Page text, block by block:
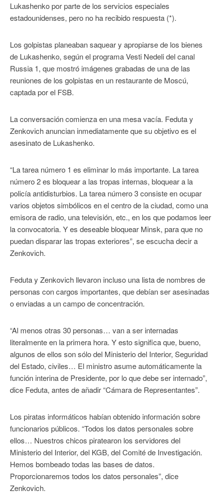
Lukashenko por parte de los servicios especiales
estadounidenses, pero no ha recibido respuesta (*).
Los golpistas planeaban saquear y apropiarse de los bienes
de Lukashenko, según el programa Vesti Nedeli del canal
Russia 1, que mostró imágenes grabadas de una de las
reuniones de los golpistas en un restaurante de Moscú,
captada por el FSB.
La conversación comienza en una mesa vacía. Feduta y
Zenkovich anuncian inmediatamente que su objetivo es el
asesinato de Lukashenko.
“La tarea número 1 es eliminar lo más importante. La tarea
número 2 es bloquear a las tropas internas, bloquear a la
policía antidisturbios. La tarea número 3 consiste en ocupar
varios objetos simbólicos en el centro de la ciudad, como una
emisora de radio, una televisión, etc., en los que podamos leer
la convocatoria. Y es deseable bloquear Minsk, para que no
puedan disparar las tropas exteriores”, se escucha decir a
Zenkovich.
Feduta y Zenkovich llevaron incluso una lista de nombres de
personas con cargos importantes, que debían ser asesinadas
o enviadas a un campo de concentración.
“Al menos otras 30 personas… van a ser internadas
literalmente en la primera hora. Y esto significa que, bueno,
algunos de ellos son sólo del Ministerio del Interior, Seguridad
del Estado, civiles… El ministro asume automáticamente la
función interina de Presidente, por lo que debe ser internado”,
dice Feduta, antes de añadir “Cámara de Representantes”.
Los piratas informáticos habían obtenido información sobre
funcionarios públicos. “Todos los datos personales sobre
ellos… Nuestros chicos piratearon los servidores del
Ministerio del Interior, del KGB, del Comité de Investigación.
Hemos bombeado todas las bases de datos.
Proporcionaremos todos los datos personales”, dice
Zenkovich.